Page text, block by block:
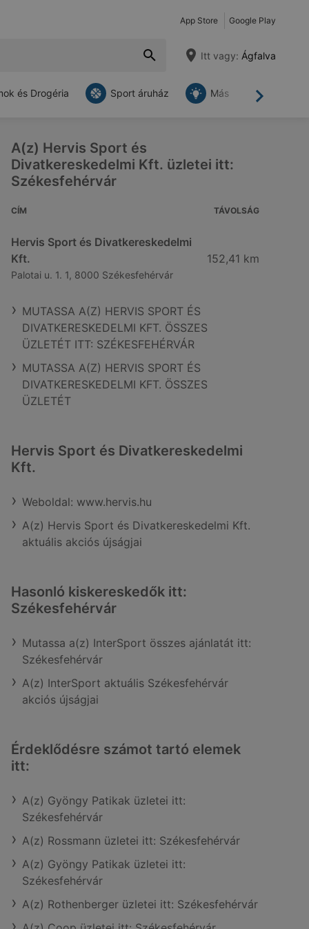
App Store Google Play
Itt vagy: Ágfalva
Tovább
és Drogéria Sport áruház Más
A(z) Hervis Sport és
Divatkereskedelmi Kft. üzletei itt:
Székesfehérvár
CÍM TÁVOLSÁG
Hervis Sport és Divatkereskedelmi
Kft.
Palotai u. 1. 1, 8000 Székesfehérvár
152,41 km
MUTASSA A(Z) HERVIS SPORT ÉS
DIVATKERESKEDELMI KFT. ÖSSZES
ÜZLETÉT ITT: SZÉKESFEHÉRVÁR
MUTASSA A(Z) HERVIS SPORT ÉS
DIVATKERESKEDELMI KFT. ÖSSZES
ÜZLETÉT
Hervis Sport és Divatkereskedelmi
Kft.
Weboldal: www.hervis.hu
A(z) Hervis Sport és Divatkereskedelmi Kft.
aktuális akciós újságjai
Hasonló kiskereskedők itt:
Székesfehérvár
Mutassa a(z) InterSport összes ajánlatát itt:
Székesfehérvár
A(z) InterSport aktuális Székesfehérvár
akciós újságjai
Érdeklődésre számot tartó elemek
itt:
A(z) Gyöngy Patikak üzletei itt:
Székesfehérvár
A(z) Rossmann üzletei itt: Székesfehérvár
A(z) Gyöngy Patikak üzletei itt:
Székesfehérvár
A(z) Rothenberger üzletei itt: Székesfehérvár